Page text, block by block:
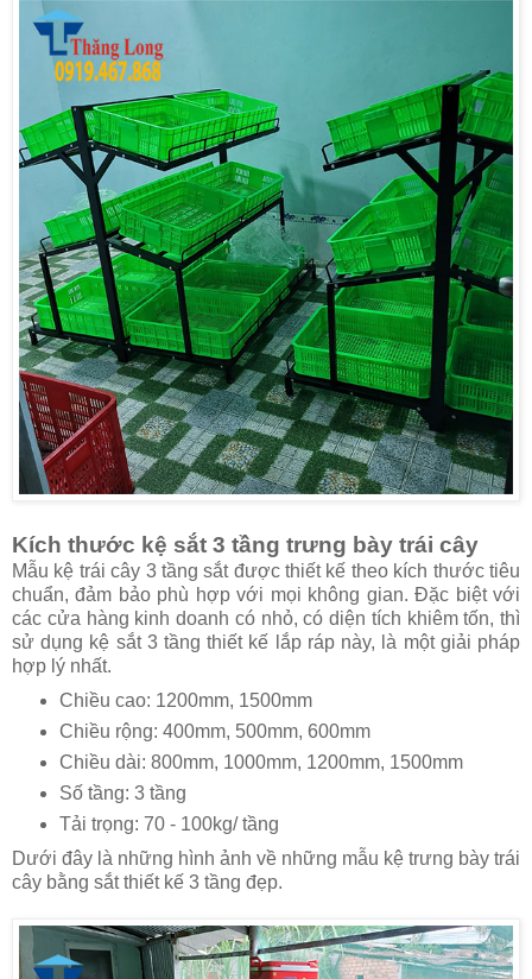
Kích thước kệ sắt 3 tầng trưng bày trái cây
Mẫu kệ trái cây 3 tầng sắt được thiết kế theo kích thước tiêu
chuẩn, đảm bảo phù hợp với mọi không gian. Đặc biệt với
các cửa hàng kinh doanh có nhỏ, có diện tích khiêm tốn, thì
sử dụng kệ sắt 3 tầng thiết kế lắp ráp này, là một giải pháp
hợp lý nhất.
Chiều cao: 1200mm, 1500mm
Chiều rộng: 400mm, 500mm, 600mm
Chiều dài: 800mm, 1000mm, 1200mm, 1500mm
Số tầng: 3 tầng
Tải trọng: 70 - 100kg/ tầng
Dưới đây là những hình ảnh về những mẫu kệ trưng bày trái
cây bằng sắt thiết kế 3 tầng đẹp.